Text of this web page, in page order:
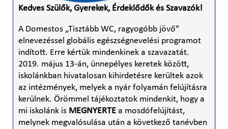
Kedves Szülők, Gyerekek, Érdeklődők és Szavazók!
A Domestos „Tisztább WC, ragyogóbb jövő”
elnevezéssel globális egészségnevelési programot
indított. Erre kértük mindenkinek a szavazatát.
2019. május 13-án, ünnepélyes keretek között,
iskolánkban hivatalosan kihirdetésre kerültek azok
az intézmények, melyek a nyár folyamán felújításra
kerülnek. Örömmel tájékoztatok mindenkit, hogy a
mi iskolánk is MEGNYERTE a mosdófelújítást,
melynek megvalósulása után a következő tanévben